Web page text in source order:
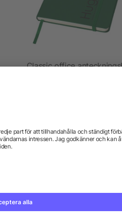
Classic office